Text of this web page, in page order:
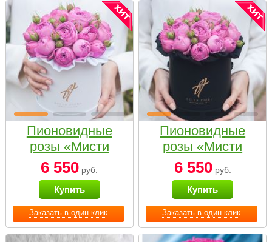
Заказать в один клик
Пионовидные
розы «Мисти
бабблс» в белой
коробке Small
6 550 руб.
Купить
Заказать в один клик
Пионовидные
розы «Мисти
бабблс» в
черной коробке
Small
6 550руб.
Купить